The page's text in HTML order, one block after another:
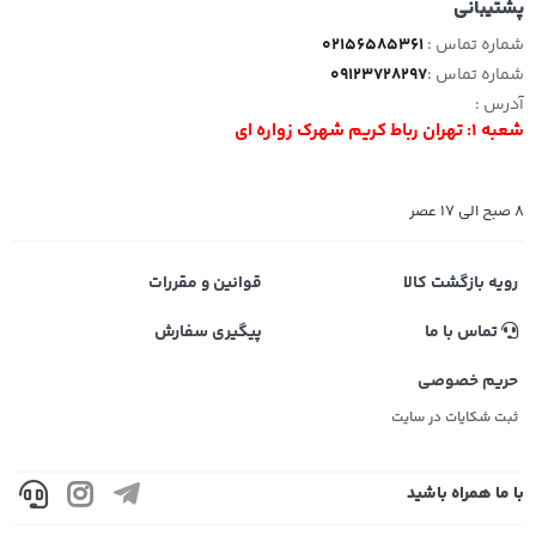
پشتیبانی
شماره تماس :02156585361
شماره تماس :09123728297
آدرس :
شعبه 1: تهران رباط کریم شهرک زواره ای
8 صبح الی 17 عصر
رویه بازگشت کالا
قوانین و مقررات
تماس با ما
پیگیری سفارش
حریم خصوصی
ثبت شکایات در سایت
با ما همراه باشید